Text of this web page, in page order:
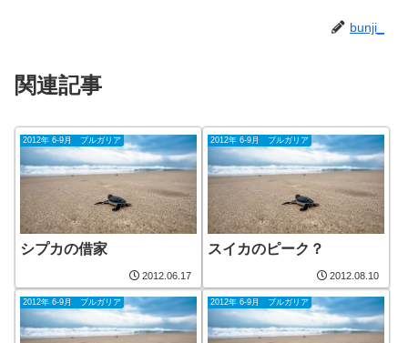
bunji_
関連記事
2012年 6-9月 ブルガリア
シプカの借家
2012.06.17
2012年 6-9月 ブルガリア
スイカのピーク？
2012.08.10
2012年 6-9月 ブルガリア 2012年 6-9月 ブルガリア